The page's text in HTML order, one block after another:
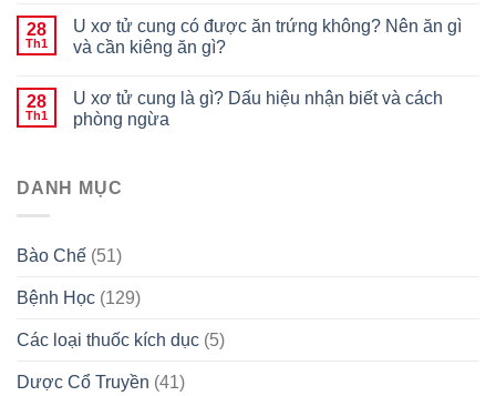
28
Th1
U xơ tử cung có được ăn trứng không? Nên ăn gì
và cần kiêng ăn gì?
28
Th1
U xơ tử cung là gì? Dấu hiệu nhận biết và cách
phòng ngừa
DANH MỤC
Bào Chế (51)
Bệnh Học (129)
Các loại thuốc kích dục (5)
Dược Cổ Truyền (41)